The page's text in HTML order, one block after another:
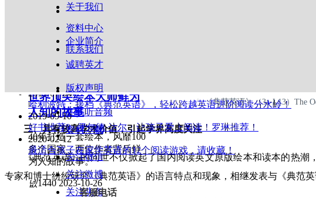
这样的编排符合儿童的认知特点、心理特点和学习规律，孩子读起来
△《典范英语》（3a-L13）The
三、具有较高学术价值，引起学界高度关注
《典范英语》的问世不仅掀起了国内阅读英文原版绘本和读本的热
专家和博士纷纷研究《典范英语》的语言特点和现象，相继发表与《典范
高考改革的一个重要表现，
为我们指明了英语学科教学
和学习的方向。
2021-06-24
世界顶尖绘本大师鲜为
人知的故事
40年打造一套绘本，风靡100
多个国家，两位作者背后鲜
为人知的故事。
넶1440 2023-10-26
2022-12-15
典范英语1-6活动手册答案
2020-05-22
《典范英语》（1-6）前言
2019-07-04
哈利波特：接档《典范英语》，轻松跨越英语进阶阅读分水岭！
2019-09-10
好书推荐9 | 罗尔德·达尔：让孩子爱上阅读！罗琳推荐！
2020-02-12
最适合孩子在家学英语的12个阅读游戏，请收藏！
关于我们
资料中心
联系我们
企业简介
诚聘英才
版权声明
在线听音频
资料下载
关注微信
关注微博
关注头条
客服电话